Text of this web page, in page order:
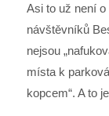
Asi to už není
návštěvníků
nejsou
místa k
kopcem“. A to